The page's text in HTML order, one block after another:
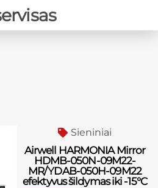
Sieniniai
Airwell HARMONIA Mirror
HDMB-050N-09M22-
MR/YDAB-050H-09M22
efektyvus šildymas iki -15°C